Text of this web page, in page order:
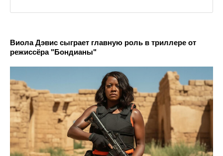
Виола Дэвис сыграет главную роль в триллере от
режиссёра "Бондианы"